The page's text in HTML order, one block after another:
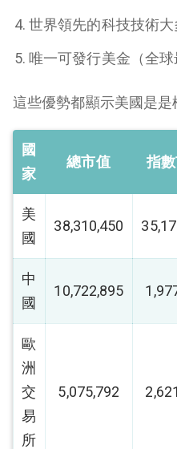
世界領先的科技技術
唯一可發行美金（全
這些優勢都顯示美國是是
國
家
總市值 指
美
國
38,310,450
中
國
10,722,895
歐
洲
交
易
所
5,075,792